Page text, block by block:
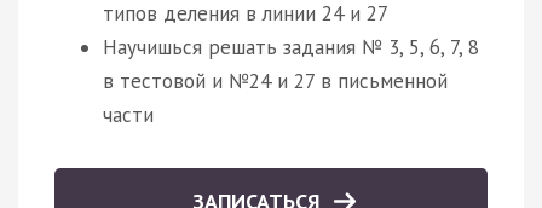
типов деления в линии 24 и 27
Научишься решать задания № 3, 5, 6, 7, 8
в тестовой и №24 и 27 в письменной
части
ЗАПИСАТЬСЯ